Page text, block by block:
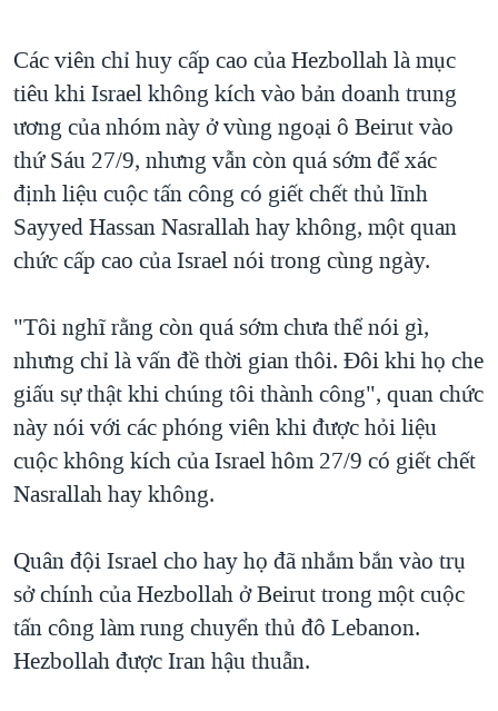
TRỊNH VĨNH BÌNH VS. CHÍNH PHỦ VIỆT NAM
NGƯ DÂN VIỆT VÀ LÀN SÓNG TRỘM HẢI SÂM
BÊN KIA QUỐC LỘ: TIẾNG VỌNG TỪ NÔNG THÔN MỸ
QUAN HỆ VIỆT MỸ
Các viên chỉ huy cấp cao của Hezbollah là mục
tiêu khi Israel không kích vào bản doanh trung
ương của nhóm này ở vùng ngoại ô Beirut vào
thứ Sáu 27/9, nhưng vẫn còn quá sớm để xác
định liệu cuộc tấn công có giết chết thủ lĩnh
Sayyed Hassan Nasrallah hay không, một quan
chức cấp cao của Israel nói trong cùng ngày.
"Tôi nghĩ rằng còn quá sớm chưa thể nói gì,
nhưng chỉ là vấn đề thời gian thôi. Đôi khi họ che
giấu sự thật khi chúng tôi thành công", quan chức
này nói với các phóng viên khi được hỏi liệu
cuộc không kích của Israel hôm 27/9 có giết chết
Nasrallah hay không.
Quân đội Israel cho hay họ đã nhắm bắn vào trụ
sở chính của Hezbollah ở Beirut trong một cuộc
tấn công làm rung chuyển thủ đô Lebanon.
Hezbollah được Iran hậu thuẫn.